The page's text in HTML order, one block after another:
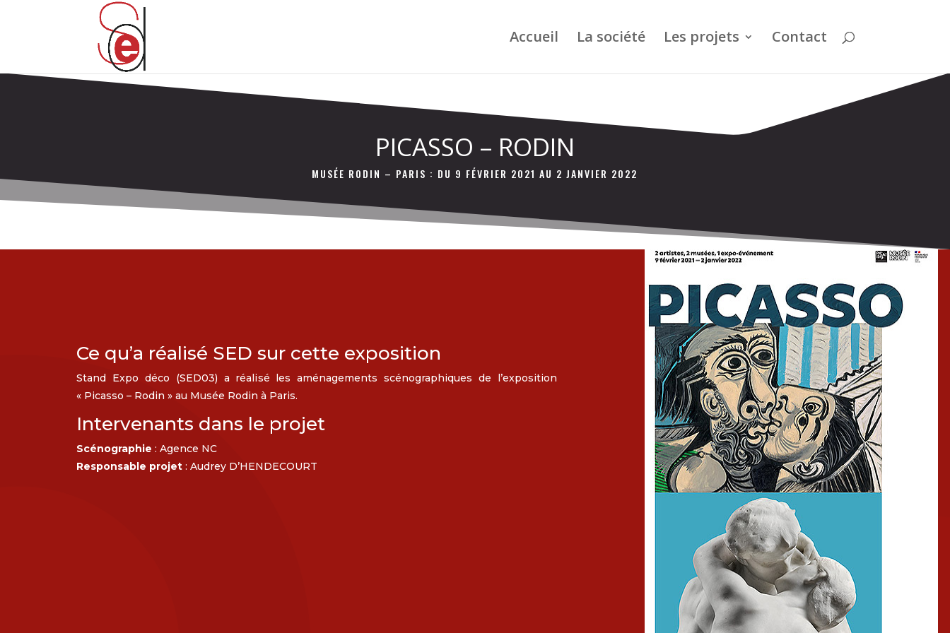
Accueil La société Les projets Contact
PICASSO – RODIN
MUSÉE RODIN – PARIS : DU 9 FÉVRIER 2021 AU 2 JANVIER 2022
Ce qu’a réalisé SED sur cette exposition
Stand Expo déco (SED03) a réalisé les aménagements scénographiques de l’exposition
« Picasso – Rodin » au Musée Rodin à Paris.
Intervenants dans le projet
Scénographie : Agence NC
Responsable projet: Audrey D’HENDECOURT